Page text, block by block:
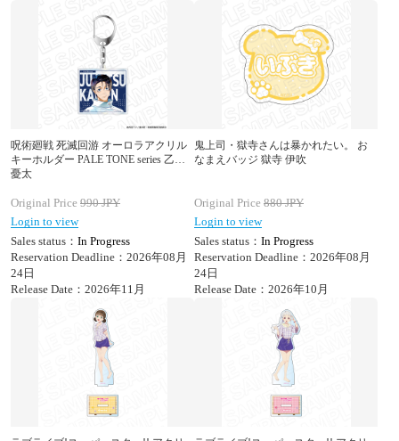
呪術廻戦 死滅回游 オーロラアクリル
キーホルダー PALE TONE series 乙骨
憂太
Original Price 990JPY
Login to view
Sales status： In Progress
Reservation Deadline：2026年08月
24日
Release Date：2026年11月
鬼上司・獄寺さんは暴かれたい。 お
なまえバッジ 獄寺 伊吹
Original Price 880JPY
Login to view
Sales status： In Progress
Reservation Deadline：2026年08月
24日
Release Date：2026年10月